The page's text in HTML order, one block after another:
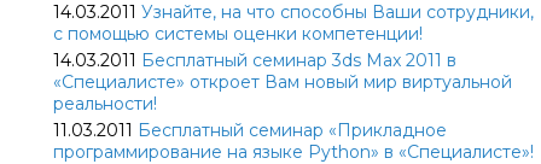
14.03.2011 Узнайте, на что способны Ваши сотрудники,
с помощью системы оценки компетенции!
14.03.2011 Бесплатный семинар 3ds Max 2011 в
«Специалисте» откроет Вам новый мир виртуальной
реальности!
11.03.2011 Бесплатный семинар «Прикладное
программирование на языке Python» в «Специалисте»!